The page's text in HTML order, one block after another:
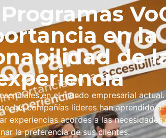
en la
de
en el mundo empresarial
las compañías líderes han aprendido
experiencias acordes a las
la preferencia de sus clientes.